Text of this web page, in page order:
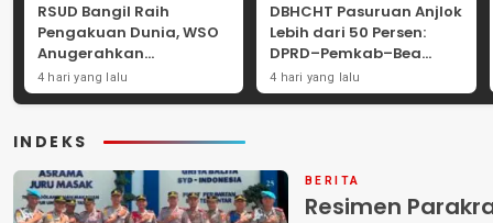
RSUD Bangil Raih
Pengakuan Dunia, WSO
Anugerahkan
Penghargaan
Internasional untuk
4 hari yang lalu
DBHCHT Pasuruan Anjlok
Lebih dari 50 Persen:
DPRD–Pemkab–Bea
Cukai Perkuat Perang
Melawan Peredaran
4 hari yang lalu
INDEKS
BERITA
Resimen